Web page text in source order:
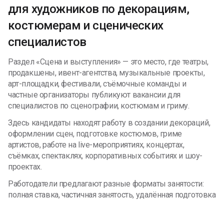
для художников по декорациям,
костюмерам и сценических
специалистов
Раздел «Сцена и выступления» — это место, где театры,
продакшены, ивент-агентства, музыкальные проекты,
арт-площадки, фестивали, съёмочные команды и
частные организаторы публикуют вакансии для
специалистов по сценографии, костюмам и гриму.
Здесь кандидаты находят работу в создании декораций,
оформлении сцен, подготовке костюмов, гриме
артистов, работе на live-мероприятиях, концертах,
съёмках, спектаклях, корпоративных событиях и шоу-
проектах.
Работодатели предлагают разные форматы занятости:
полная ставка, частичная занятость, удалённая подготовка